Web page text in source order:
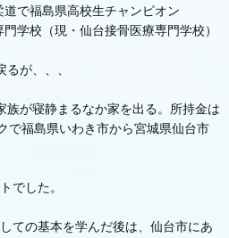
で福島県高校生チャンピオン
学校（現・仙台接骨医療専門学校）
が、、、
族が寝静まるなか家を出る。所持金は
で福島県いわき市から宮城県仙台市
でした。
ての基本を学んだ後は、仙台市にあ